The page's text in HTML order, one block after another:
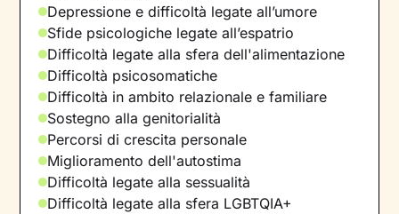
Depressione e difficoltà legate all’umore
Sfide psicologiche legate all’espatrio
Difficoltà legate alla sfera dell'alimentazione
Difficoltà psicosomatiche
Difficoltà in ambito relazionale e familiare
Sostegno alla genitorialità
Percorsi di crescita personale
Miglioramento dell'autostima
Difficoltà legate alla sessualità
Difficoltà legate alla sfera LGBTQIA+